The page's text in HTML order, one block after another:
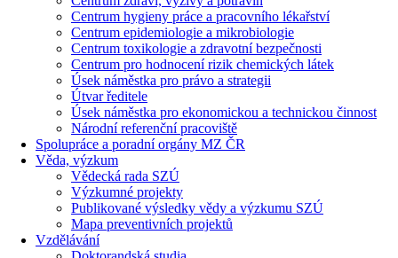
Centrum hygieny práce a pracovního lékařství
Centrum epidemiologie a mikrobiologie
Centrum toxikologie a zdravotní bezpečnosti
Centrum pro hodnocení rizik chemických látek
Úsek náměstka pro právo a strategii
Útvar ředitele
Úsek náměstka pro ekonomickou a technickou činnost
Národní referenční pracoviště
Spolupráce a poradní orgány MZ ČR
Věda, výzkum
Vědecká rada SZÚ
Výzkumné projekty
Publikované výsledky vědy a výzkumu SZÚ
Mapa preventivních projektů
Vzdělávání